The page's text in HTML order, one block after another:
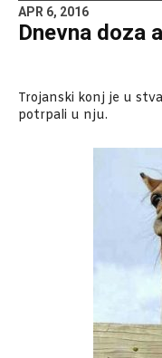
APR 6, 2016
Dnevna doza
Trojanski konj je u
potrpali u nju.